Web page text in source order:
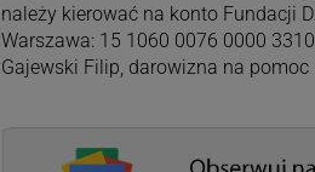
należy kierować na konto Fundacji
Warszawa: 15 1060 0076 0000
Gajewski Filip, darowizna na